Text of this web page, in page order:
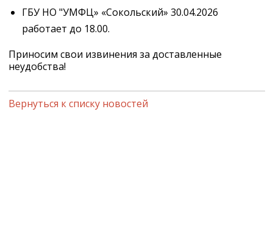
ГБУ НО "УМФЦ» «Сокольский» 30.04.2026
работает до 18.00.
Приносим свои извинения за доставленные
неудобства!
Вернуться к списку новостей